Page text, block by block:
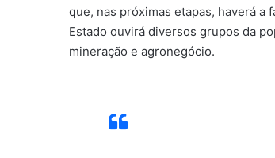
que, nas próximas etapas, haverá a
Estado ouvirá diversos grupos da
mineração e agronegócio.